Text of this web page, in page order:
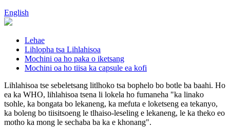
English
Lehae
Lihlopha tsa Lihlahisoa
Mochini oa ho paka o iketsang
Mochini oa ho tiisa ka capsule ea kofi
Lihlahisoa tse sebeletsang litlhoko tsa bophelo bo botle ba baahi. Ho
ea ka WHO, lihlahisoa tsena li lokela ho fumaneha "ka linako
tsohle, ka bongata bo lekaneng, ka mefuta e loketseng ea tekanyo,
ka boleng bo tiisitsoeng le tlhaiso-leseling e lekaneng, le ka theko eo
motho ka mong le sechaba ba ka e khonang".